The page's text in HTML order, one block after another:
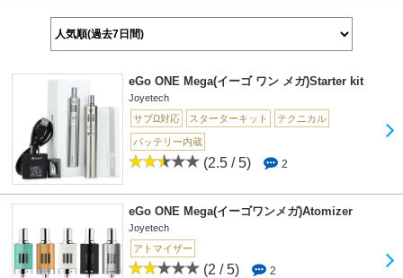
eGo ONE Mega(イーゴ ワン メガ)Starter kit
Joyetech
サブΩ対応
スターターキット テクニカル
バッテリー内蔵
(2.5 / 5) 2
eGo ONE Mega(イーゴワンメガ)Atomizer
Joyetech
アトマイザー
(2 / 5) 2